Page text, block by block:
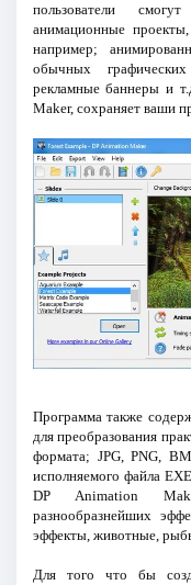
пользователи
анимационные
например;
обычных
рекламные баннеры и
Maker, сохраняет ваши
Программа также
для преобразования
формата; JPG, PNG,
исполняемого файла
DP Animation
разнообразнейших
эффекты, животные,
Для того что бы